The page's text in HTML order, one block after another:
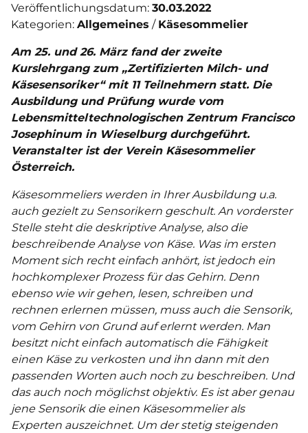
Veröffentlichungsdatum: 30.03.2022
Kategorien: Allgemeines Käsesommelier
Am 25. und 26. März fand der zweite
Kurslehrgang zum „Zertifizierten Milch- und
Käsesensoriker“ mit 11 Teilnehmern statt. Die
Ausbildung und Prüfung wurde vom
Lebensmitteltechnologischen Zentrum Francisco
Josephinum in Wieselburg durchgeführt.
Veranstalter ist der Verein Käsesommelier
Österreich.
Käsesommeliers werden in Ihrer Ausbildung u.a.
auch gezielt zu Sensorikern geschult. An vorderster
Stelle steht die deskriptive Analyse, also die
beschreibende Analyse von Käse. Was im ersten
Moment sich recht einfach anhört, ist jedoch ein
hochkomplexer Prozess für das Gehirn. Denn
ebenso wie wir gehen, lesen, schreiben und
rechnen erlernen müssen, muss auch die Sensorik,
vom Gehirn von Grund auf erlernt werden. Man
besitzt nicht einfach automatisch die Fähigkeit
einen Käse zu verkosten und ihn dann mit den
passenden Worten auch noch zu beschreiben. Und
das auch noch möglichst objektiv. Es ist aber genau
jene Sensorik die einen Käsesommelier als
Experten auszeichnet. Um der stetig steigenden